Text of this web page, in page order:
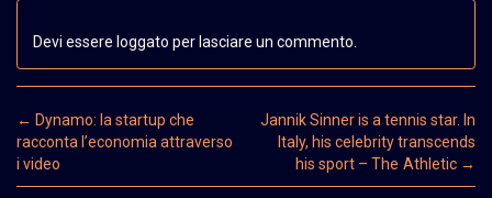
Devi essere loggato per lasciare un commento.
Post navigation
← Dynamo: la startup che
racconta l’economia attraverso
i video
Jannik Sinner is a tennis star. In
Italy, his celebrity transcends
his sport – The Athletic →